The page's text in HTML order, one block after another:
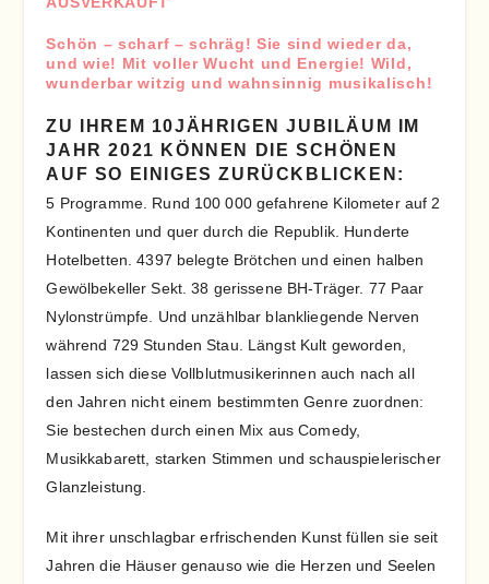
Schön – scharf – schräg! Sie sind wieder da,
und wie! Mit voller Wucht und Energie! Wild,
wunderbar witzig und wahnsinnig musikalisch!
ZU IHREM 10JÄHRIGEN JUBILÄUM IM
JAHR 2021 KÖNNEN DIE SCHÖNEN
AUF SO EINIGES ZURÜCKBLICKEN:
5 Programme. Rund 100 000 gefahrene Kilometer auf 2
Kontinenten und quer durch die Republik. Hunderte
Hotelbetten. 4397 belegte Brötchen und einen halben
Gewölbekeller Sekt. 38 gerissene BH-Träger. 77 Paar
Nylonstrümpfe. Und unzählbar blankliegende Nerven
während 729 Stunden Stau. Längst Kult geworden,
lassen sich diese Vollblutmusikerinnen auch nach all
den Jahren nicht einem bestimmten Genre zuordnen:
Sie bestechen durch einen Mix aus Comedy,
Musikkabarett, starken Stimmen und schauspielerischer
Glanzleistung.
Mit ihrer unschlagbar erfrischenden Kunst füllen sie seit
Jahren die Häuser genauso wie die Herzen und Seelen